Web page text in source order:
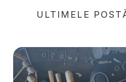
ULTIMELE